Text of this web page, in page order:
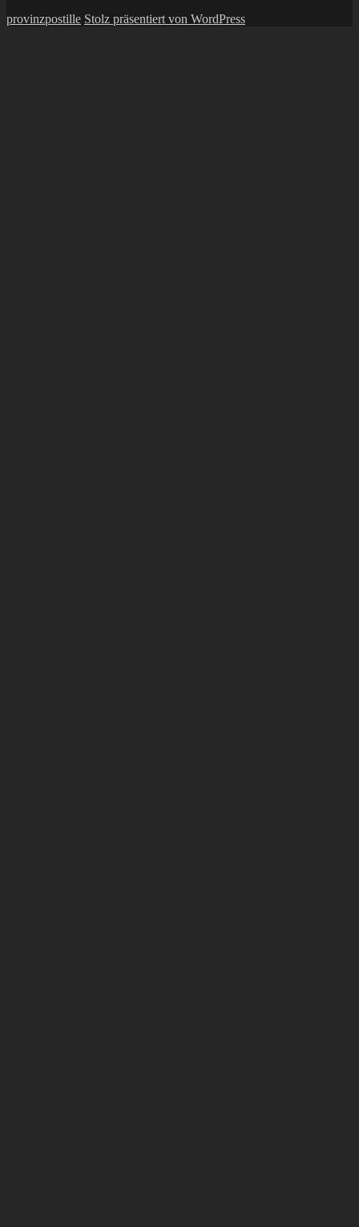
provinzpostille Stolz präsentiert von WordPress